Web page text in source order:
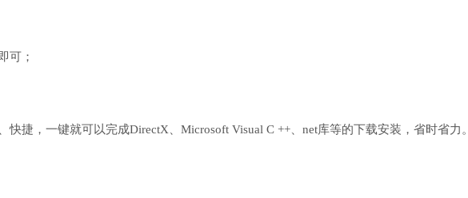
可；
捷，一键就可以完成DirectX、Microsoft Visual C ++、net库等的下载安装，省时省力。